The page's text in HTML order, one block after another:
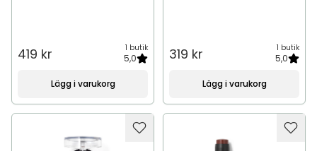
419 kr 1 butik
5,0
Lägg i varukorg
319 kr 1 butik
5,0
Lägg i varukorg